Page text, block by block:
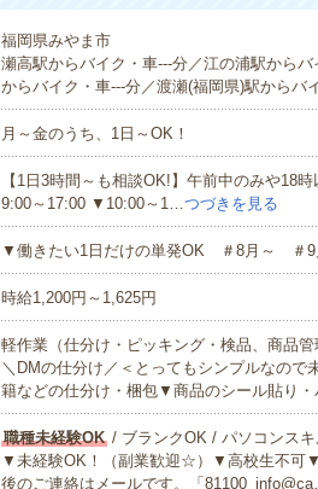
福岡県みやま市
瀬高駅からバイク・車---分／江の浦駅から
からバイク・車---分／渡瀬(福岡県)駅からバ
月～金のうち、1日～OK！
【1日3時間～も相談OK!】午前中のみや18
9:00～17:00 ▼10:00～1…つづきを見る
▼働きたい1日だけの単発OK ＃8月～ ＃9
時給1,200円～1,625円
軽作業（仕分け・ピッキング・検品、商品管
＼DMの仕分け／＜とってもシンプルなの
籍などの仕分け・梱包▼商品のシール貼り
職種未経験OK/ ブランクOK / パソコンス
▼未経験OK！（副業歓迎☆）▼高校生不可
後のご連絡はメールです。「